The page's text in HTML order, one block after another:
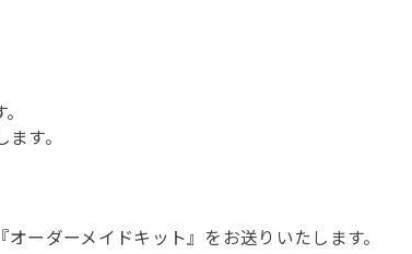
す。
ダーメイドキット』をお送りいたします。